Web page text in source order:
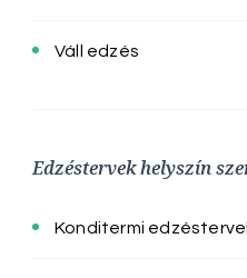
Váll edzés
Edzéstervek helyszín
Konditermi